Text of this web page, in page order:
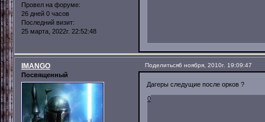
Провел на форуме:
26 дней 0 часов
Последний визит:
25 марта, 2022г. 22:52:48
Поделиться6 ноября, 2010г. 19:09:47
IMANGO
Посвященный
Дагеры следущие после орков ?
0